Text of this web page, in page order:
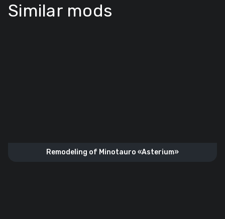
Similar mods
Remodeling of Minotauro «Asterium»